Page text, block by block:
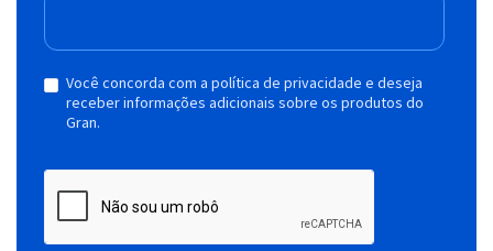
Você concorda com a política de privacidade e deseja
receber informações adicionais sobre os produtos do
Gran.